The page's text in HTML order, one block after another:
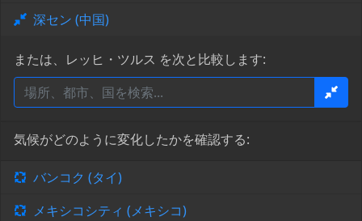
深セン (中国)
または、レッヒ・ツルス を次と比較します:
気候がどのように変化したかを確認する:
バンコク (タイ)
メキシコシティ (メキシコ)